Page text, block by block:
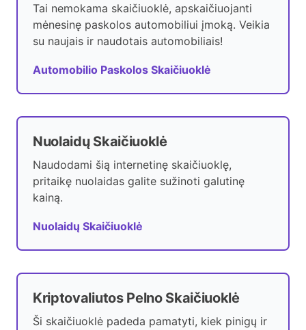
Tai nemokama skaičiuoklė, apskaičiuojanti
mėnesinę paskolos automobiliui įmoką. Veikia
su naujais ir naudotais automobiliais!
Automobilio Paskolos Skaičiuoklė
Nuolaidų Skaičiuoklė
Naudodami šią internetinę skaičiuoklę,
pritaikę nuolaidas galite sužinoti galutinę
kainą.
Nuolaidų Skaičiuoklė
Kriptovaliutos Pelno Skaičiuoklė
Ši skaičiuoklė padeda pamatyti, kiek pinigų ir